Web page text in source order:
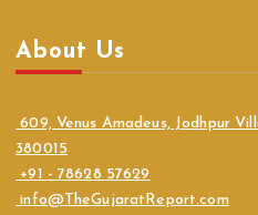
About Us
609, Venus Amadeus, Jodhpur
380015
+91 - 78628 57629
info@TheGujaratReport.com